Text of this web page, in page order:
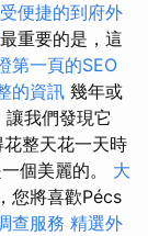
便捷的到府外
最重要的是，這
第一頁的SEO
的資訊 幾年或
我們發現它
整天花一天時
個美麗的。 大
您將喜歡Pécs
查服務 精選外